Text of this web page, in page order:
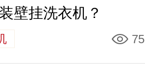
壁挂洗衣机？
75